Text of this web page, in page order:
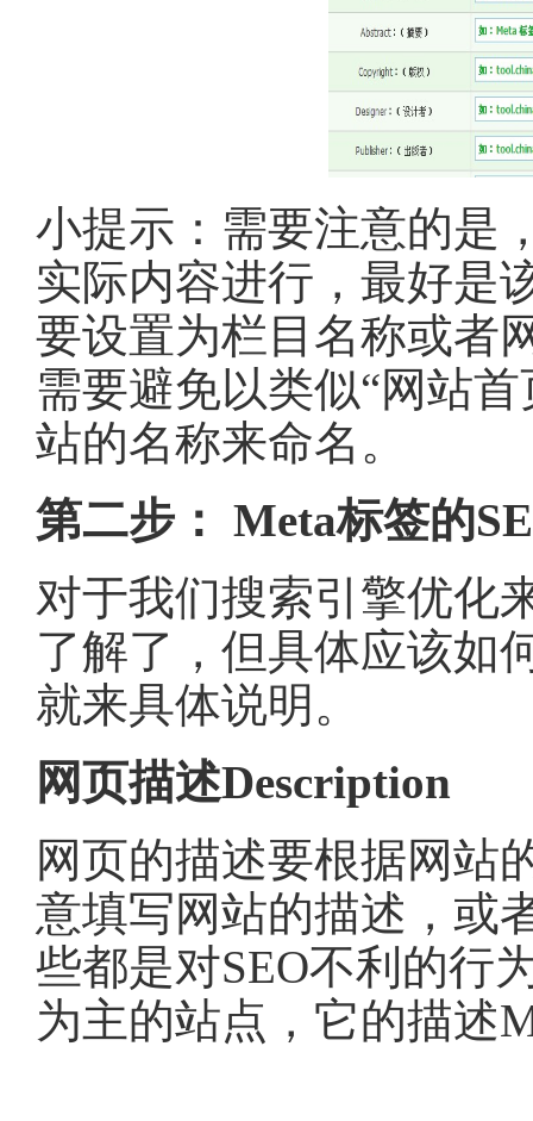
小提示：需要注意的是
实际内容进行，最好是
要设置为栏目名称或者
需要避免以类似“网站
站的名称来命名。
第二步： Meta标签的
对于我们搜索引擎优化
了解了，但具体应该如
就来具体说明。
网页描述Description
网页的描述要根据网站
意填写网站的描述，或
些都是对SEO不利的行
为主的站点，它的描述